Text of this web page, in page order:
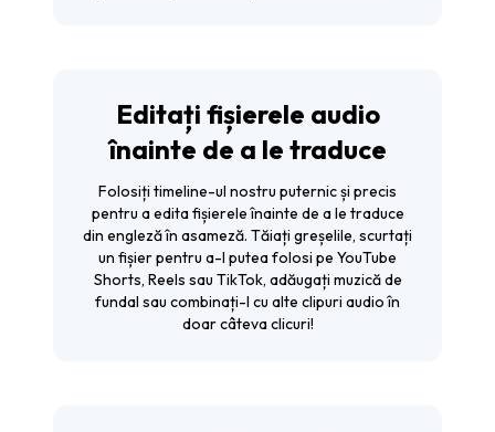
Editați fișierele audio
înainte de a le traduce
Folosiți timeline-ul nostru puternic și precis
pentru a edita fișierele înainte de a le traduce
din engleză în asameză. Tăiați greșelile, scurtați
un fișier pentru a-l putea folosi pe YouTube
Shorts, Reels sau TikTok, adăugați muzică de
fundal sau combinați-l cu alte clipuri audio în
doar câteva clicuri!